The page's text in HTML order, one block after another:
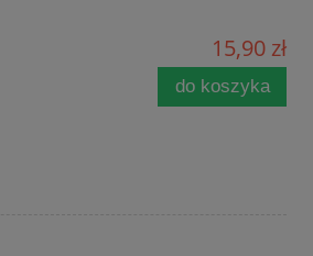
15,90 zł
do koszyka